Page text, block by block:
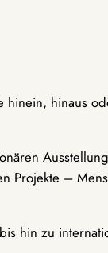
hinaus
Projekte –
hin zu